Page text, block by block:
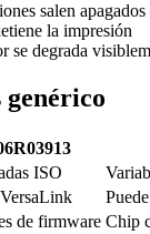
salen
la impresión
degrada
ISO
de firmware Chip